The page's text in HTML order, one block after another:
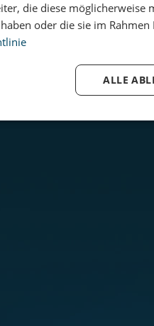
die diese
oder die sie im
ALLE